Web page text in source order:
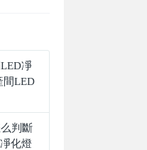
凈
間LED
判斷
化燈